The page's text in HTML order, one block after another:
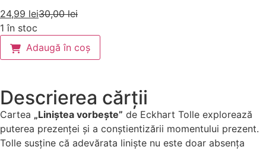
30,00lei
24,99 lei
1 în stoc
Adaugă în coș
Descrierea cărții
Cartea „Liniștea vorbește” de Eckhart Tolle explorează
puterea prezenței și a conștientizării momentului prezent.
Tolle susține că adevărata liniște nu este doar absența